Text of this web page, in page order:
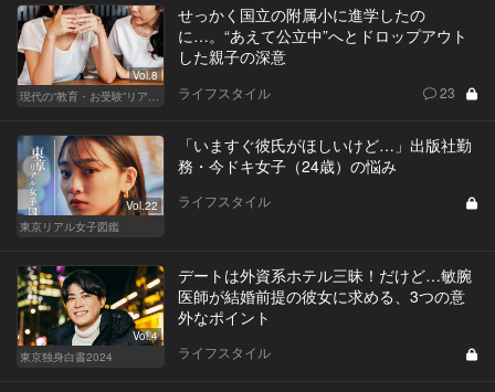
Vol.8
現代の“教育・お受験”リアルドキュメント
せっかく国立の附属小に進学したの
に…。“あえて公立中”へとドロップアウト
した親子の深意
ライフスタイル 23
Vol.22
東京リアル女子図鑑
「いますぐ彼氏がほしいけど…」出版社勤
務・今ドキ女子（24歳）の悩み
ライフスタイル
Vol.4
東京独身白書2024
デートは外資系ホテル三昧！だけど…敏腕
医師が結婚前提の彼女に求める、3つの意
外なポイント
ライフスタイル